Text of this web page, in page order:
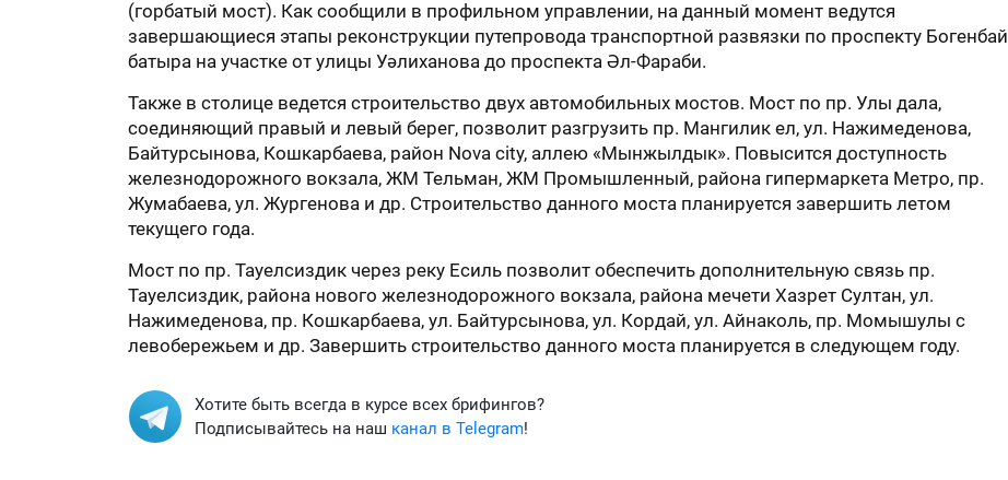
(горбатый мост). Как сообщили в профильном управлении, на данный момент ведутся
завершающиеся этапы реконструкции путепровода транспортной развязки по проспекту Богенбай
батыра на участке от улицы Уәлиханова до проспекта Әл-Фараби.
Также в столице ведется строительство двух автомобильных мостов. Мост по пр. Улы дала,
соединяющий правый и левый берег, позволит разгрузить пр. Мангилик ел, ул. Нажимеденова,
Байтурсынова, Кошкарбаева, район Nova city, аллею «Мынжылдык». Повысится доступность
железнодорожного вокзала, ЖМ Тельман, ЖМ Промышленный, района гипермаркета Метро, пр.
Жумабаева, ул. Жургенова и др. Строительство данного моста планируется завершить летом
текущего года.
Мост по пр. Тауелсиздик через реку Есиль позволит обеспечить дополнительную связь пр.
Тауелсиздик, района нового железнодорожного вокзала, района мечети Хазрет Султан, ул.
Нажимеденова, пр. Кошкарбаева, ул. Байтурсынова, ул. Кордай, ул. Айнаколь, пр. Момышулы с
левобережьем и др. Завершить строительство данного моста планируется в следующем году.
Хотите быть всегда в курсе всех брифингов?
Подписывайтесь на наш канал в Telegram!